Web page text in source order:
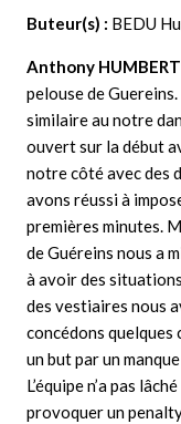
Buteur(s) : BEDU
Anthony HUMBERT
pelouse de
similaire au notre
ouvert sur la début
notre côté avec des
avons réussi à
premières minutes.
de Guéreins nous a
à avoir des
des vestiaires nous
concédons quelques
un but par un
L’équipe n’a pas
provoquer un